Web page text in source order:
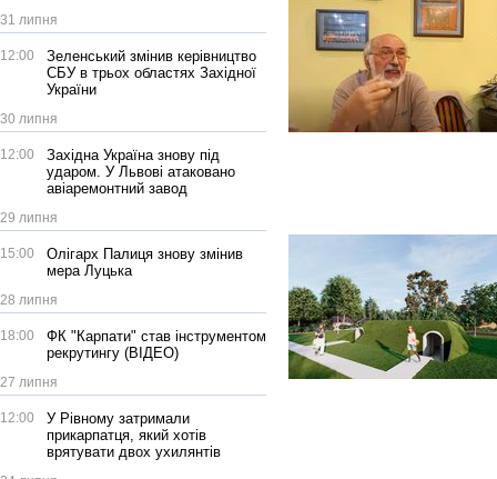
31 липня
12:00
Зеленський змінив керівництво
СБУ в трьох областях Західної
України
30 липня
12:00
Західна Україна знову під
ударом. У Львові атаковано
авіаремонтний завод
29 липня
15:00
Олігарх Палиця знову змінив
мера Луцька
28 липня
18:00
ФК "Карпати" став інструментом
рекрутингу (ВІДЕО)
27 липня
12:00
У Рівному затримали
прикарпатця, який хотів
врятувати двох ухилянтів